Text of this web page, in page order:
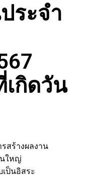
ระจำ
กิดวัน
สร้างผลงาน
นใหญ่
ป็นอิสระ